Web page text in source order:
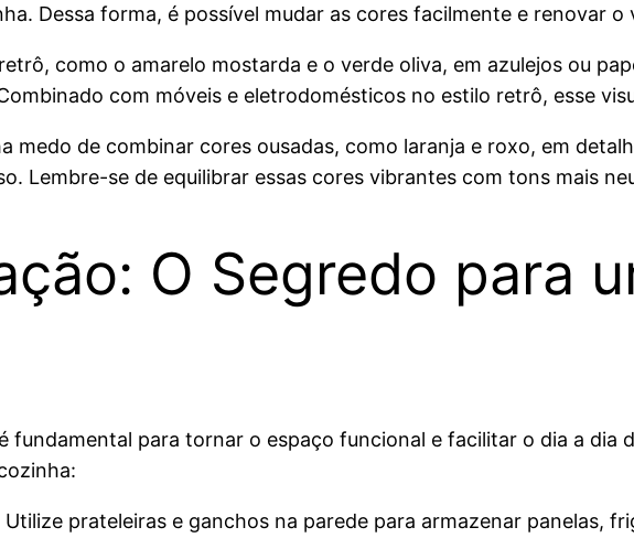
Dessa forma, é possível mudar as cores facilmente e renovar o
como o amarelo mostarda e o verde oliva, em azulejos ou
com móveis e eletrodomésticos no estilo retrô, esse
medo de combinar cores ousadas, como laranja e roxo, em
Lembre-se de equilibrar essas cores vibrantes com tons mais
O Segredo para
fundamental para tornar o espaço funcional e facilitar o dia a dia
Utilize prateleiras e ganchos na parede para armazenar panelas,